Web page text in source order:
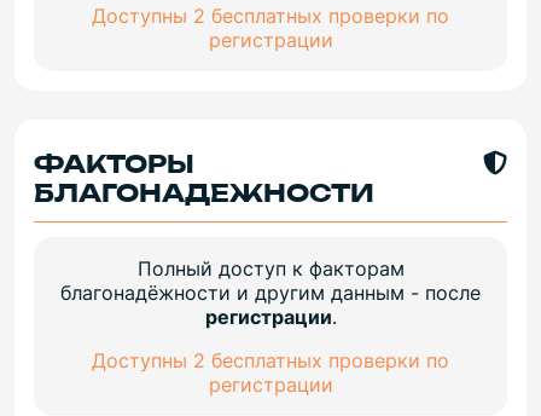
Доступны 2 бесплатных проверки по
регистрации
ФАКТОРЫ
БЛАГОНАДЕЖНОСТИ
Полный доступ к факторам
благонадёжности и другим данным - после
регистрации.
Доступны 2 бесплатных проверки по
регистрации